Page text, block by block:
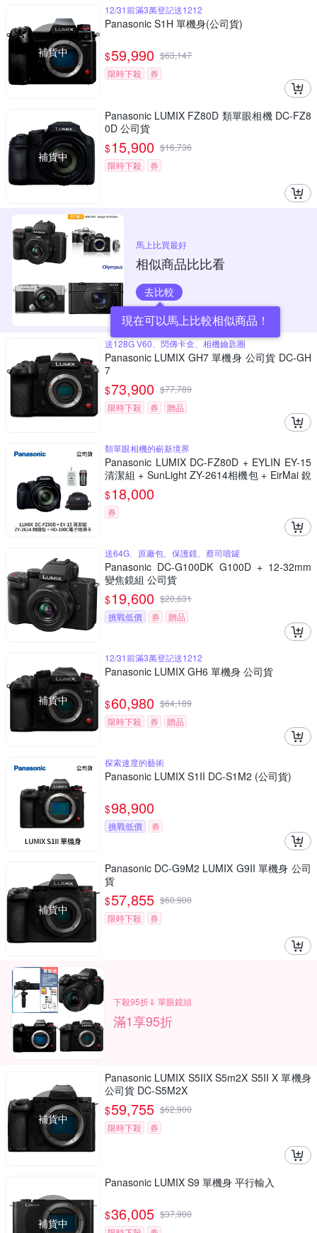
補貨中
12/31前滿3萬登記送1212
Panasonic S1H 單機身(公司貨)
$59,990 $63,147
限時下殺
券
補貨中
Panasonic LUMIX FZ80D 類單眼相機 DC-FZ8
0D 公司貨
$15,900 $16,736
限時下殺
券
馬上比買最好
相似商品比比看
去比較
現在可以馬上比較相似商品！
送128G V60、閃傳卡盒、相機鑰匙圈
Panasonic LUMIX GH7 單機身 公司貨 DC-GH
7
$73,900 $77,789
限時下殺
券 贈品
類單眼相機的嶄新境界
Panasonic LUMIX DC-FZ80D + EYLIN EY-15
清潔組 + SunLight ZY-2614相機包 + EirMai 銳
瑪 HD-100C電子除濕卡 FZ80D (公司貨)
$18,000
券
送64G、原廠包、保護鏡、蔡司噴罐
Panasonic DC-G100DK G100D + 12-32mm
變焦鏡組 公司貨
$19,600 $20,631
挑戰低價
券 贈品
補貨中
12/31前滿3萬登記送1212
Panasonic LUMIX GH6 單機身 公司貨
$60,980 $64,189
限時下殺
券 贈品
探索速度的藝術
Panasonic LUMIX S1II DC-S1M2 (公司貨)
$98,900
挑戰低價 券
補貨中
Panasonic DC-G9M2 LUMIX G9II 單機身 公司
貨
$57,855 $60,900
限時下殺
券
下殺95折⇓ 單眼鏡頭
滿1享95折
補貨中
Panasonic LUMIX S5IIX S5m2X S5II X 單機身
公司貨 DC-S5M2X
$59,755 $62,900
限時下殺
券
補貨中
Panasonic LUMIX S9 單機身 平行輸入
$36,005 $37,900